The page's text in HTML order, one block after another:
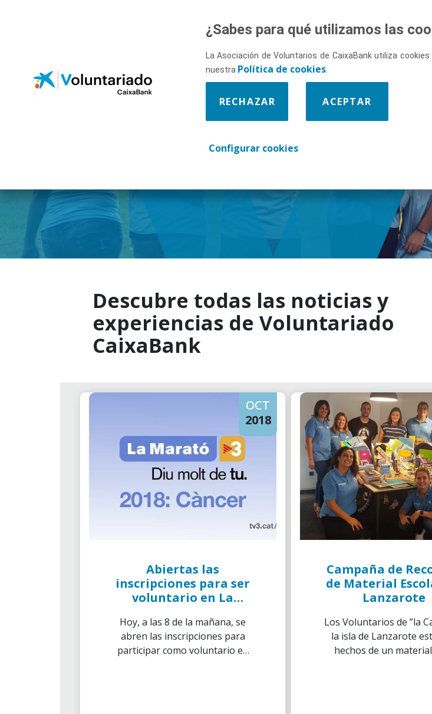
Descúbrenos
Descubre todas las noticias y
experiencias de Voluntariado
CaixaBank
OCT
2018
Abiertas las
inscripciones para ser
voluntario en La
Hoy, a las 8 de la mañana, se
abren las inscripciones para
participar como voluntario en
Campaña de
de Material
Lanzarote
Los Voluntarios de ”la
la isla de Lanzarote
hechos de un material muy
¿Sabes para qué utilizamos las
La Asociación de Voluntarios de CaixaBank utiliza
nuestra Política de cookies.
RECHAZAR ACEPTAR
Configurar cookies